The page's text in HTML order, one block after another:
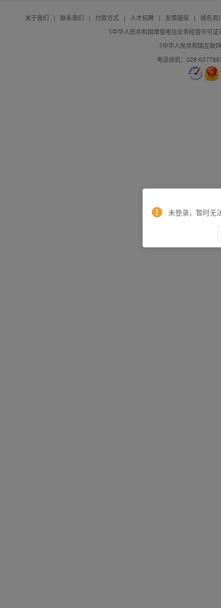
关于我们 | 联系我们 | 付款方式 | 人才招聘 | 友情链接 |
域名资
《中华人民共和国增值电信业务经营许可
《中华人民共和国互联
电话总机：028-
未登录，暂时无